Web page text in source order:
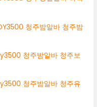
청주밤알바 청주밤
청주밤알바 청주보
청주밤알바 청주유